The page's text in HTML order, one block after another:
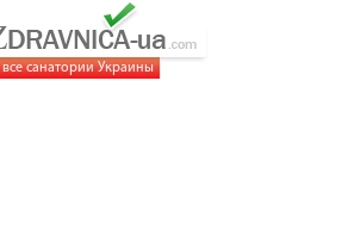
все санатории Украины